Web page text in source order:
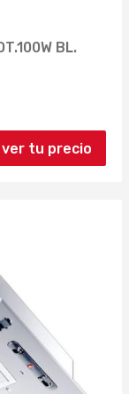
BL.
tu precio